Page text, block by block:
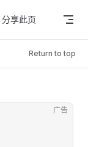
分享此页
Return to top
广告